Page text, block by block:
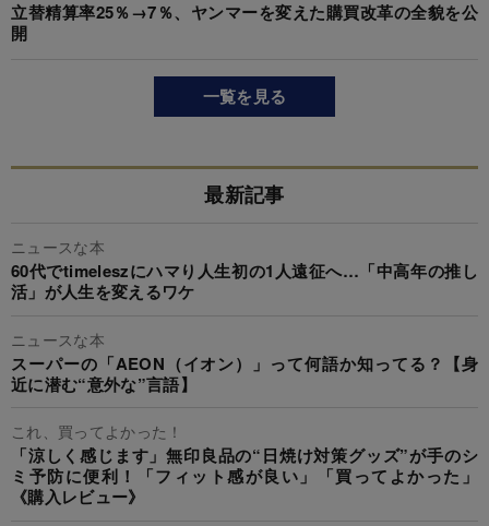
立替精算率25％→7％、ヤンマーを変えた購買改革の全貌を公
開
一覧を見る
最新記事
ニュースな本
60代でtimeleszにハマり人生初の1人遠征へ…「中高年の推し
活」が人生を変えるワケ
ニュースな本
スーパーの「AEON（イオン）」って何語か知ってる？【身
近に潜む“意外な”言語】
これ、買ってよかった！
「涼しく感じます」無印良品の“日焼け対策グッズ”が手のシ
ミ予防に便利！「フィット感が良い」「買ってよかった」
《購入レビュー》